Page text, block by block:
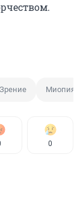
Зрение Миопия
0